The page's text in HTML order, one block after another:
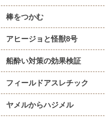
棒をつかむ
アヒージョと怪獣8号
船酔い対策の効果検証
フィールドアスレチック
ヤメルからハジメル